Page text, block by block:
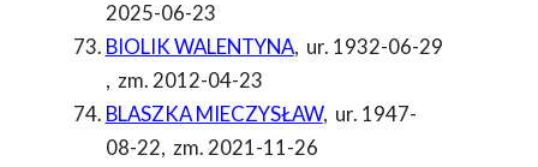
2025-06-23
BIOLIK WALENTYNA, ur. 1932-06-29
, zm. 2012-04-23
BLASZKA MIECZYSŁAW, ur. 1947-
08-22, zm. 2021-11-26